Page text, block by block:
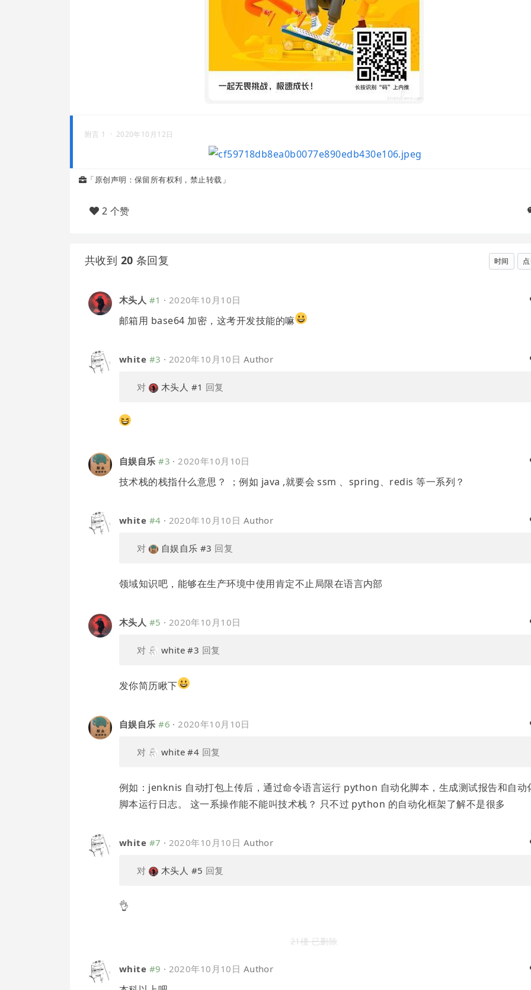
附言 1 · 2020年10月12日
「原创声明：保留所有权利，禁止转载」
2 个赞
共收到 20 条回复 时间
木头人 #1 · 2020年10月10日
邮箱用 base64 加密，这考开发技能的嘛
white #3 · 2020年10月10日 Author
对 木头人 #1 回复
自娱自乐 #3 ·2020年10月10日
技术栈的栈指什么意思？ ；例如 java ,就要会 ssm 、spring、redis 等一系列？
white #4 · 2020年10月10日 Author
对 自娱自乐 #3 回复
领域知识吧，能够在生产环境中使用肯定不止局限在语言内部
木头人 #5 · 2020年10月10日
对 white #3 回复
发你简历瞅下
自娱自乐 #6 ·2020年10月10日
对 white #4 回复
例如：jenknis 自动打包上传后，通过命令语言运行 python 自动化脚本，生成测试报告和自动
脚本运行日志。 这一系操作能不能叫技术栈？ 只不过 python 的自动化框架了解不是很多
white #7 · 2020年10月10日 Author
对 木头人 #5 回复
👌
21楼 已删除
white #9 · 2020年10月10日 Author